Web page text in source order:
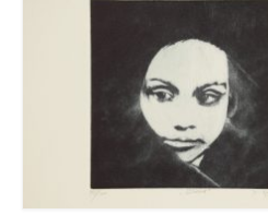
Johann Georg Strobel
Ludwig Martin
Weitere Künstler
Kunst 1900-1945